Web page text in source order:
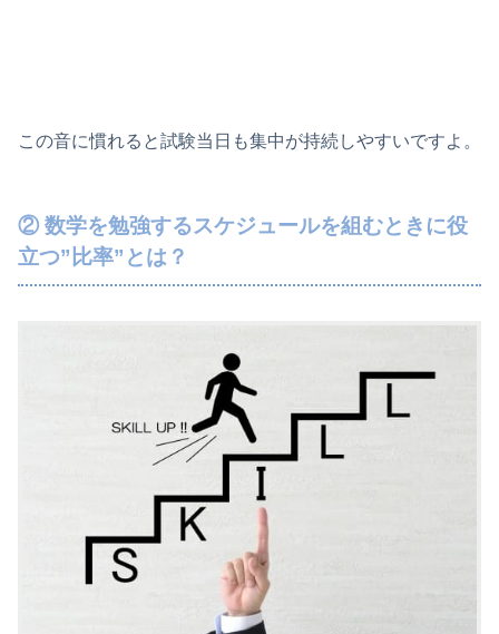
この音に慣れると試験当日も集中が持続しやすいですよ。
② 数学を勉強するスケジュールを組むときに役
立つ”比率”とは？